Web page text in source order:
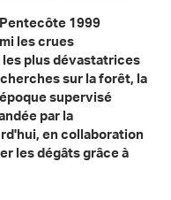
1999
les crues
plus dévastatrices
sur la forêt, la
supervisé
par la
en collaboration
les dégâts grâce à